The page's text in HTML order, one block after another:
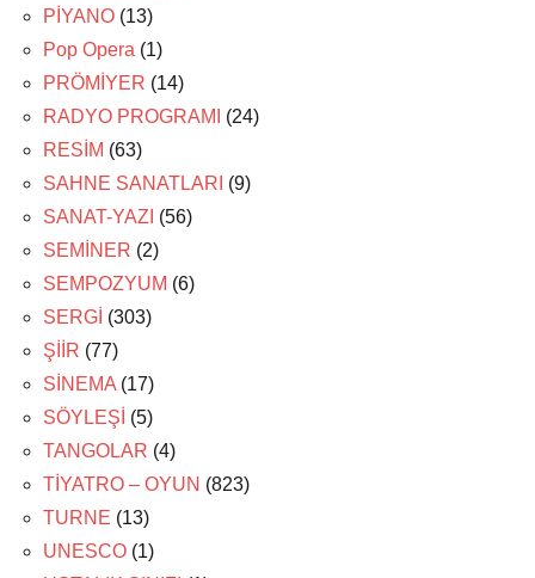
PİYANO (13)
Pop Opera (1)
PRÖMİYER (14)
RADYO PROGRAMI
(24)
RESİM (63)
SAHNE SANATLARI (9)
SANAT-YAZI (56)
SEMİNER (2)
SEMPOZYUM (6)
SERGİ (303)
ŞİİR (77)
SİNEMA (17)
SÖYLEŞİ (5)
TANGOLAR (4)
TİYATRO – OYUN (823)
TURNE (13)
UNESCO (1)